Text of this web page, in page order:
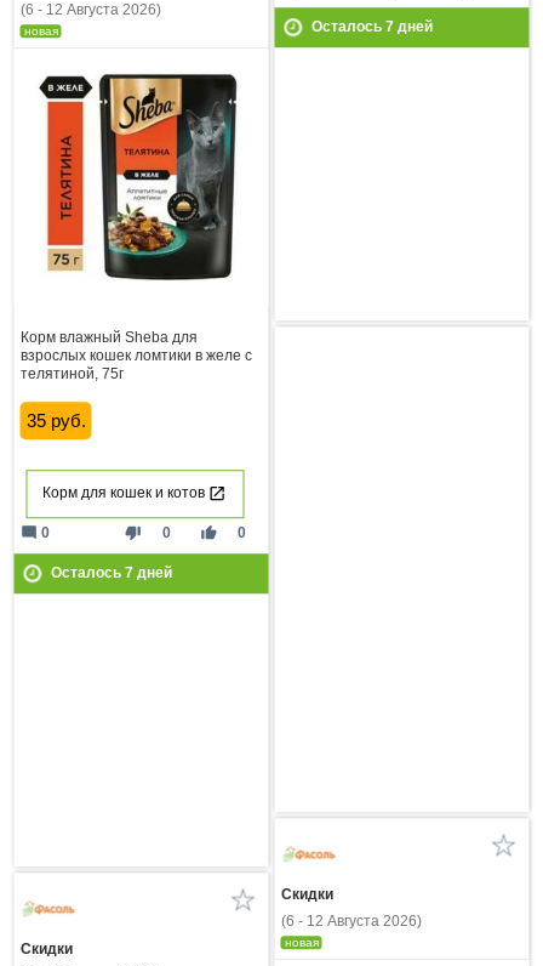
Осталось 7дней
(6 - 12 Августа 2026)
новая
Корм влажный Sheba для
взрослых кошек ломтики в желе с
телятиной, 75г
35 руб.
Корм для кошек и котов
thumb_down 0 thumb_up 0
mode_comment 0
Осталось 7дней
Скидки
(6 - 12 Августа 2026)
новая
Скидки